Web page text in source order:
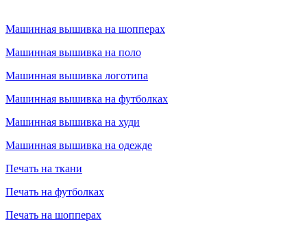
Машинная вышивка на шопперах
Машинная вышивка на поло
Машинная вышивка логотипа
Машинная вышивка на футболках
Машинная вышивка на худи
Машинная вышивка на одежде
Печать на ткани
Печать на футболках
Печать на шопперах